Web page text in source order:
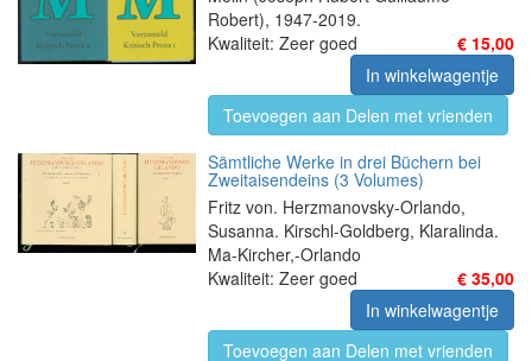
Robert), 1947-2019.
€ 15,00
Kwaliteit: Zeer goed
In winkelwagentje
Toevoegen aan Delen met vrienden
Sämtliche Werke in drei Büchern bei
Zweitaisendeins (3 Volumes)
Fritz von. Herzmanovsky-Orlando,
Susanna. Kirschl-Goldberg, Klaralinda.
Ma-Kircher,-Orlando
€ 35,00
Kwaliteit: Zeer goed
In winkelwagentje
Toevoegen aan Delen met vrienden